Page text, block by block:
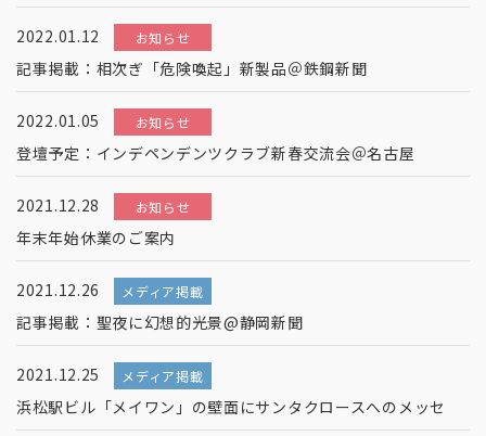
2022.01.12 お知らせ
記事掲載：相次ぎ「危険喚起」新製品＠鉄鋼新聞
2022.01.05 お知らせ
登壇予定：インデペンデンツクラブ新春交流会＠名古屋
2021.12.28 お知らせ
年末年始休業のご案内
2021.12.26 メディア掲載
記事掲載：聖夜に幻想的光景@静岡新聞
2021.12.25 メディア掲載
浜松駅ビル「メイワン」の壁面にサンタクロースへのメッセ